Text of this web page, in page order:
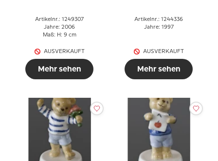
Artikelnr.: 1249307
Jahre: 2006
Maß: H: 9 cm
AUSVERKAUFT
Mehr sehen
Artikelnr.: 1244336
Jahre: 1997
AUSVERKAUFT
Mehr sehen